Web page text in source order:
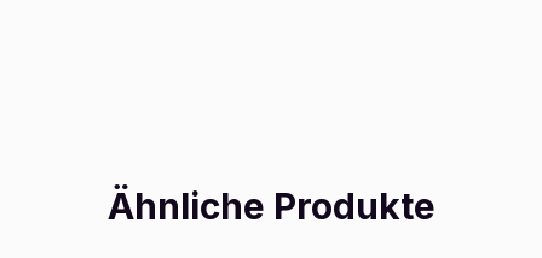
Ähnliche Produkte